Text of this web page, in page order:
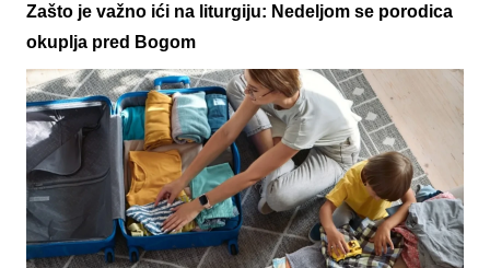
Zašto je važno ići na liturgiju: Nedeljom se porodica
okuplja pred Bogom